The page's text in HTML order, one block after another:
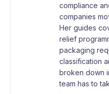
compliance
companies
Her guides
relief
packaging
classification
broken down
team has to